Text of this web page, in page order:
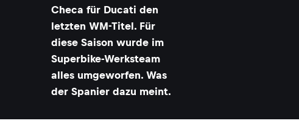
Checa für Ducati den
letzten WM-Titel. Für
diese Saison wurde im
Superbike-Werksteam
alles umgeworfen. Was
der Spanier dazu meint.